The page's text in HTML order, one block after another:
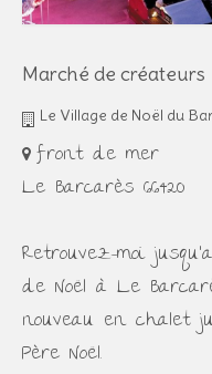
Marché de créateurs
Le Village de Noël du
front de mer
Le Barcarès 66420
Retrouvez-moi
de Noël à Le
nouveau en chalet
Père Noël.